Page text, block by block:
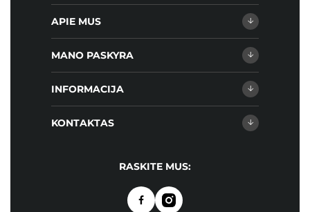
APIE MUS
MANO PASKYRA
INFORMACIJA
KONTAKTAS
RASKITE MUS: